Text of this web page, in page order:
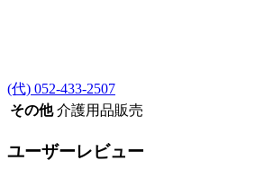
(代) 052-433-2507
その他 介護用品販売
ユーザーレビュー